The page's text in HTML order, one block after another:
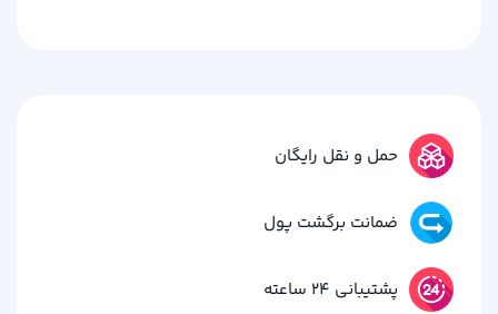
حمل و نقل رایگان
ضمانت برگشت پول
پشتیبانی 24 ساعته